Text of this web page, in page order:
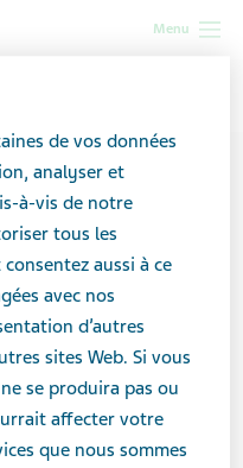
Menu
de vos données
analyser et
à-vis de notre
tous les
aussi à ce
avec nos
d’autres
sites Web. Si vous
se produira pas ou
affecter votre
que nous sommes